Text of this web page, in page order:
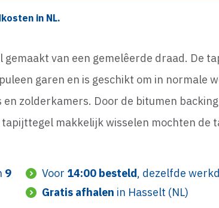
in NL.
gemaakt van een gemelêerde draad. De
garen en is geschikt om in normale
en zolderkamers. Door de bitumen
tapijttegel makkelijk wisselen mochten de
9 Voor 14:00 besteld, dezelfde
Gratis afhalen in Hasselt (NL)